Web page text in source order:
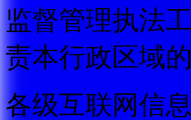
监督管理执法
责本行政区域
各级互联网信